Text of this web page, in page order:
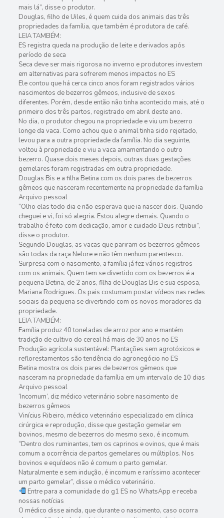
mais lá”, disse o produtor.
Douglas, filho de Uiles, é quem cuida dos animais das três
propriedades da família, que também é produtora de café.
LEIA TAMBÉM:
ES registra queda na produção de leite e derivados após
período de seca
Seca deve ser mais rigorosa no inverno e produtores investem
em alternativas para sofrerem menos impactos no ES
Ele contou que há cerca cinco anos foram registrados vários
nascimentos de bezerros gêmeos, inclusive de sexos
diferentes. Porém, desde então não tinha acontecido mais, até o
primeiro dos três partos, registrado em abril deste ano.
No dia, o produtor chegou na propriedade e viu um bezerro
longe da vaca. Como achou que o animal tinha sido rejeitado,
levou para a outra propriedade da família. No dia seguinte,
voltou à propriedade e viu a vaca amamentando o outro
bezerro. Quase dois meses depois, outras duas gestações
gemelares foram registradas em outra propriedade.
Douglas Bis e a filha Betina com os dois pares de bezerros
gêmeos que nasceram recentemente na propriedade da família
Arquivo pessoal
“Olho elas todo dia e não esperava que ia nascer dois. Quando
cheguei e vi, foi só alegria. Estou alegre demais. Quando o
trabalho é feito com dedicação, amor e cuidado Deus retribui”,
disse o produtor.
Segundo Douglas, as vacas que pariram os bezerros gêmeos
são todas da raça Nelore e não têm nenhum parentesco.
Surpresa com o nascimento, a família já fez vários registros
com os animais. Quem tem se divertido com os bezerros é a
pequena Betina, de 2 anos, filha de Douglas Bis e sua esposa,
Mariana Rodrigues. Os pais costumam postar vídeos nas redes
sociais da pequena se divertindo com os novos moradores da
propriedade.
LEIA TAMBÉM:
Família produz 40 toneladas de arroz por ano e mantém
tradição de cultivo do cereal há mais de 30 anos no ES
Produção agrícola sustentável: Plantações sem agrotóxicos e
reflorestamentos são tendência do agronegócio no ES
Betina mostra os dois pares de bezerros gêmeos que
nasceram na propriedade da família em um intervalo de 10 dias
Arquivo pessoal
‘Incomum’, diz médico veterinário sobre nascimento de
bezerros gêmeos
Vinícius Ribeiro, médico veterinário especializado em clínica
cirúrgica e reprodução, disse que gestação gemelar em
bovinos, mesmo de bezerros do mesmo sexo, é incomum.
“Dentro dos ruminantes, tem os caprinos e ovinos, que é mais
comum a ocorrência de partos gemelares ou múltiplos. Nos
bovinos e equídeos não é comum o parto gemelar.
Naturalmente e sem indução, é incomum e raríssimo acontecer
um parto gemelar”, disse o médico veterinário.
Entre para a comunidade do g1 ES no WhatsApp e receba
nossas notícias
O médico disse ainda, que durante o nascimento, caso ocorra